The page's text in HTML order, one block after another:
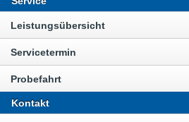
Leistungsübersicht
Servicetermin
Probefahrt
Kontakt